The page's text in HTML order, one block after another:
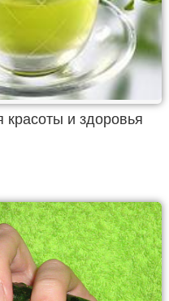
красоты и здоровья